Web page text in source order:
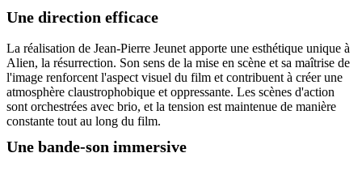
Une direction efficace
La réalisation de Jean-Pierre Jeunet apporte une esthétique unique à
Alien, la résurrection. Son sens de la mise en scène et sa maîtrise de
l'image renforcent l'aspect visuel du film et contribuent à créer une
atmosphère claustrophobique et oppressante. Les scènes d'action
sont orchestrées avec brio, et la tension est maintenue de manière
constante tout au long du film.
Une bande-son immersive